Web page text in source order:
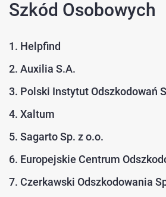
Szkód Osobowych
1. Helpfind
2. Auxilia S.A.
3. Polski Instytut Odszkodowań
4. Xaltum
5. Sagarto Sp. z o.o.
6. Europejskie Centrum
7. Czerkawski Odszkodowania